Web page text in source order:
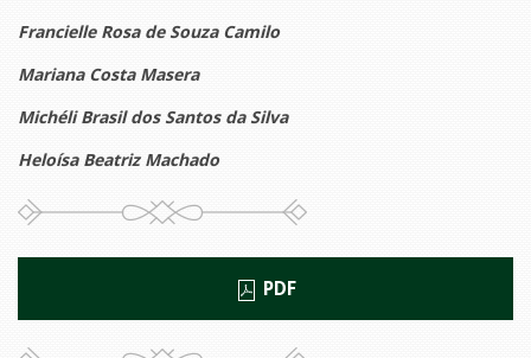
Francielle Rosa de Souza Camilo
Mariana Costa Masera
Michéli Brasil dos Santos da Silva
Heloísa Beatriz Machado
PDF